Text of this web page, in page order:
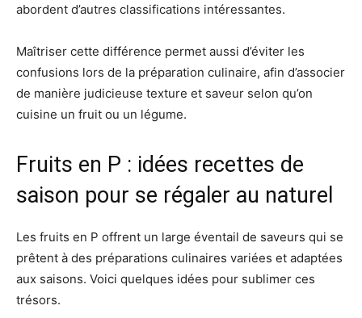
abordent d’autres classifications intéressantes.
Maîtriser cette différence permet aussi d’éviter les
confusions lors de la préparation culinaire, afin d’associer
de manière judicieuse texture et saveur selon qu’on
cuisine un fruit ou un légume.
Fruits en P : idées recettes de
saison pour se régaler au naturel
Les fruits en P offrent un large éventail de saveurs qui se
prêtent à des préparations culinaires variées et adaptées
aux saisons. Voici quelques idées pour sublimer ces
trésors.